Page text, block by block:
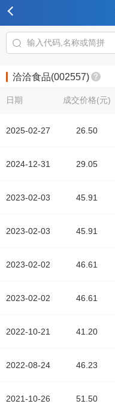
洽洽食品(002557)
日期
2025-02-27
2024-12-31
2023-02-03
2023-02-03
2023-02-02
2023-02-02
2022-10-21
2022-08-24
2021-10-26
成交价格(元)
26.50
29.05
45.91
45.91
46.61
46.61
41.20
46.23
51.50